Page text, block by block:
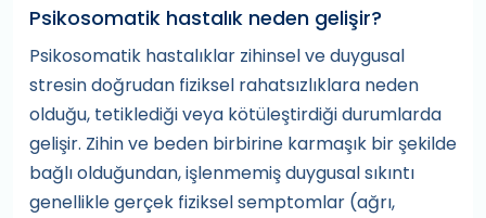
Psikosomatik hastalık neden gelişir?
Psikosomatik hastalıklar zihinsel ve duygusal
stresin doğrudan fiziksel rahatsızlıklara neden
olduğu, tetiklediği veya kötüleştirdiği durumlarda
gelişir. Zihin ve beden birbirine karmaşık bir şekilde
bağlı olduğundan, işlenmemiş duygusal sıkıntı
genellikle gerçek fiziksel semptomlar (ağrı,